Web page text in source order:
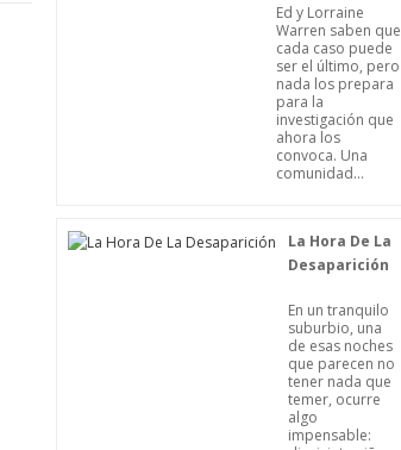
Ed y Lorraine
Warren saben que
cada caso puede
ser el último, pero
nada los prepara
para la
investigación que
ahora los
convoca. Una
comunidad...
La Hora De La
Desaparición
En un tranquilo
suburbio, una
de esas noches
que parecen no
tener nada que
temer, ocurre
algo
impensable: